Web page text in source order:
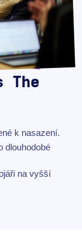
The
k nasazení.
dlouhodobé
na vyšší